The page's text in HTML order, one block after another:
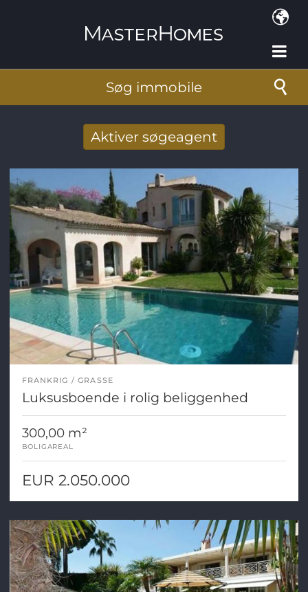
Søg immobile
Aktiver søgeagent
E-mail-adresse*
FRANKRIG GRASSE
Luksusboende i rolig beliggenhed
300,00 m²
BOLIGAREAL
EUR 2.050.000